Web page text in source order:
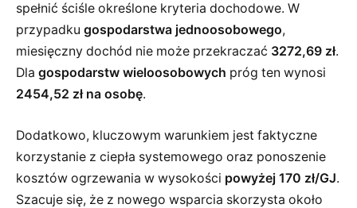
spełnić ściśle określone kryteria dochodowe. W
przypadku gospodarstwa jednoosobowego,
miesięczny dochód nie może przekraczać 3272,69 zł.
Dla gospodarstw wieloosobowych próg ten wynosi
2454,52 zł na osobę.
Dodatkowo, kluczowym warunkiem jest faktyczne
korzystanie z ciepła systemowego oraz ponoszenie
kosztów ogrzewania w wysokości powyżej 170 zł/GJ.
Szacuje się, że z nowego wsparcia skorzysta około